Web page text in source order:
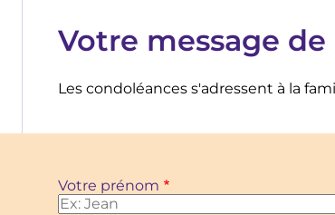
Votre message
Les condoléances s'adressent à la
Votre prénom